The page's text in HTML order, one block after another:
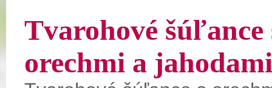
Tvarohové šúľance
orechmi a jahodami